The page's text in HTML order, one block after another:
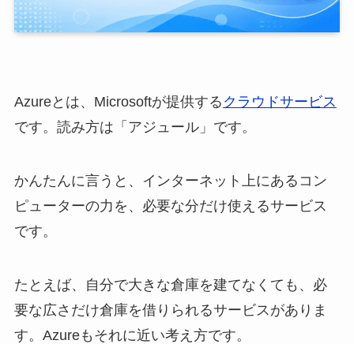
Azureとは、Microsoftが提供する クラウドサービス
です。読み方は「アジュール」です。
かんたんに言うと、インターネット上にあるコン
ピューターの力を、必要な分だけ使えるサービス
です。
たとえば、自分で大きな倉庫を建てなくても、必
要な広さだけ倉庫を借りられるサービスがありま
す。Azureもそれに近い考え方です。